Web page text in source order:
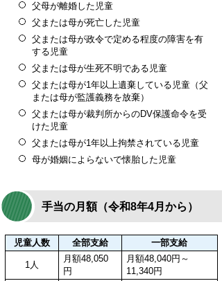
父母が離婚した児童
父または母が死亡した児童
父または母が政令で定める程度の障害を有
する児童
父または母が生死不明である児童
父または母が1年以上遺棄している児童（父
または母が監護義務を放棄）
父または母が裁判所からのDV保護命令を受
けた児童
父または母が1年以上拘禁されている児童
母が婚姻によらないで懐胎した児童
手当の月額（令和8年4月から）
児童人数 全部支給 一部支給
1人
月額48,050
円
月額48,040円～
11,340円